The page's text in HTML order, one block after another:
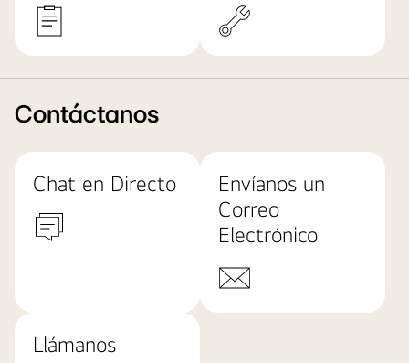
Contáctanos
Chat en Directo
Envíanos un
Correo
Electrónico
Llámanos